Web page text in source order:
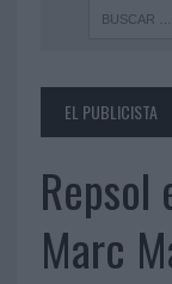
EL PUBLICISTA
Marc